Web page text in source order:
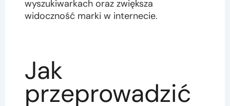
wyszukiwarkach oraz zwiększa
widoczność marki w internecie.
Jak
przeprowadzić